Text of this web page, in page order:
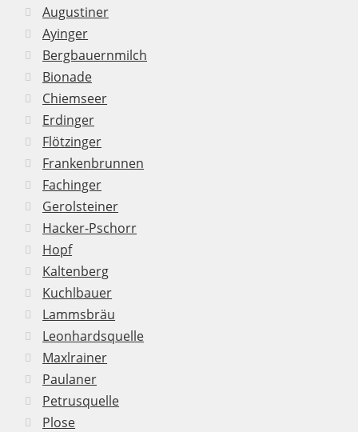
Augustiner
Ayinger
Bergbauernmilch
Bionade
Chiemseer
Erdinger
Flötzinger
Frankenbrunnen
Fachinger
Gerolsteiner
Hacker-Pschorr
Hopf
Kaltenberg
Kuchlbauer
Lammsbräu
Leonhardsquelle
Maxlrainer
Paulaner
Petrusquelle
Plose